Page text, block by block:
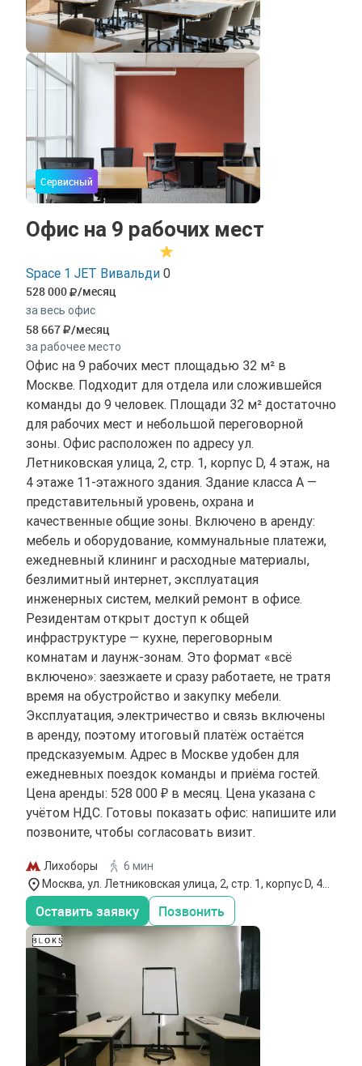
Сервисный
Офис на 9 рабочих мест
Space 1 JET Вивальди 0
528 000 /месяц
за весь офис
58 667 /месяц
за рабочее место
Офис на 9 рабочих мест площадью 32 м² в
Москве. Подходит для отдела или сложившейся
команды до 9 человек. Площади 32 м² достаточно
для рабочих мест и небольшой переговорной
зоны. Офис расположен по адресу ул.
Летниковская улица, 2, стр. 1, корпус D, 4 этаж, на
4 этаже 11-этажного здания. Здание класса A —
представительный уровень, охрана и
качественные общие зоны. Включено в аренду:
мебель и оборудование, коммунальные платежи,
ежедневный клининг и расходные материалы,
безлимитный интернет, эксплуатация
инженерных систем, мелкий ремонт в офисе.
Резидентам открыт доступ к общей
инфраструктуре — кухне, переговорным
комнатам и лаунж-зонам. Это формат «всё
включено»: заезжаете и сразу работаете, не тратя
время на обустройство и закупку мебели.
Эксплуатация, электричество и связь включены
в аренду, поэтому итоговый платёж остаётся
предсказуемым. Адрес в Москве удобен для
ежедневных поездок команды и приёма гостей.
Цена аренды: 528 000 ₽ в месяц. Цена указана с
учётом НДС. Готовы показать офис: напишите или
позвоните, чтобы согласовать визит.
Лихоборы
6 мин
Москва, ул. Летниковская улица, 2, стр. 1, корпус D, 4
этаж
Оставить заявку Позвонить